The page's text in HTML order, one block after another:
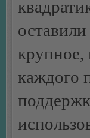
крупное,
каждого